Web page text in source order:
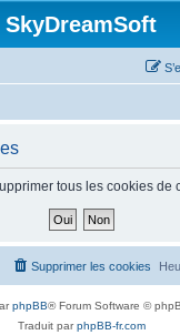
SkyDreamSoft
tous les cookies de
Supprimer les cookies
phpBB® Forum Software ©
Traduit parphpBB-fr.com